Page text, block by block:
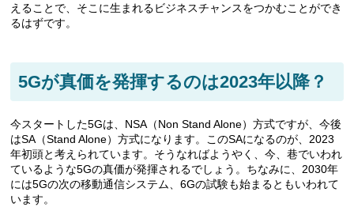
えることで、そこに生まれるビジネスチャンスをつかむことができ
るはずです。
5Gが真価を発揮するのは2023年以降？
今スタートした5Gは、NSA（Non Stand Alone）方式ですが、今後
はSA（Stand Alone）方式になります。このSAになるのが、2023
年初頭と考えられています。そうなればようやく、今、巷でいわれ
ているような5Gの真価が発揮されるでしょう。ちなみに、2030年
には5Gの次の移動通信システム、6Gの試験も始まるともいわれて
います。